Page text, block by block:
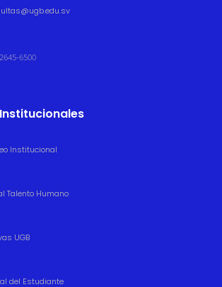
6500
Institucional
Talento Humano
UGB
del Estudiante